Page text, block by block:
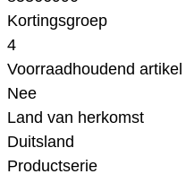
Kortingsgroep
4
Voorraadhoudend artikel
Nee
Land van herkomst
Duitsland
Productserie